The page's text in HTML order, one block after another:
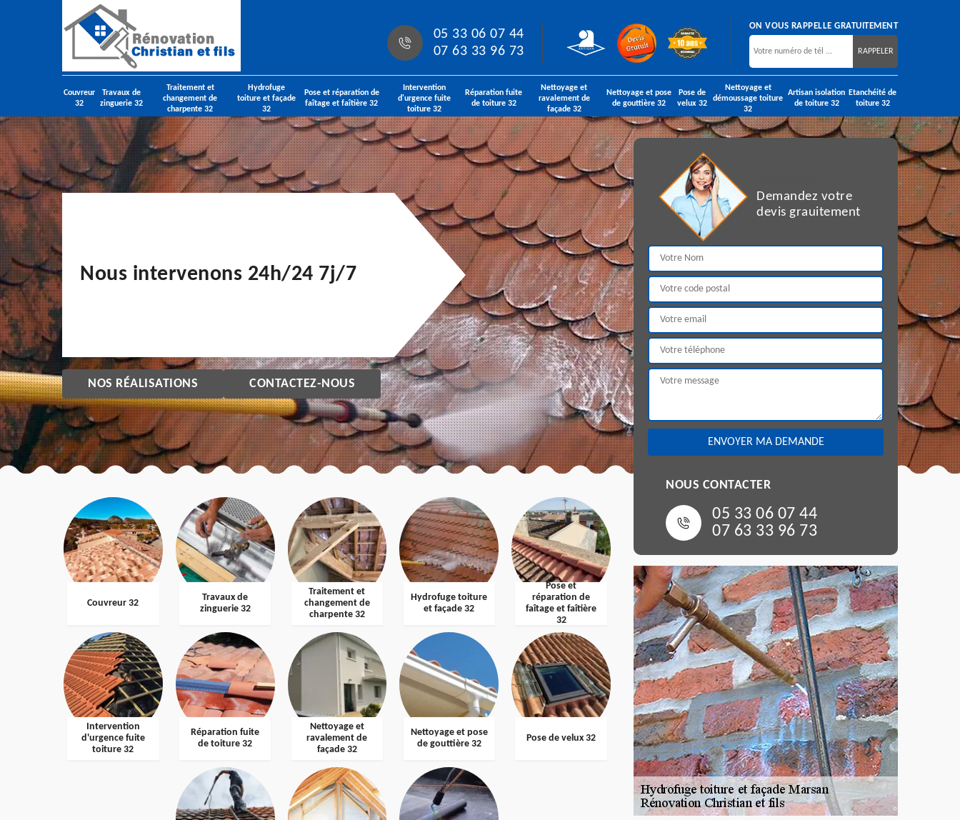
05 33 06 07 44
07 63 33 96 73
ON VOUS RAPPELLE GRATUITEMENT
Couvreur
32
Travaux de
zinguerie 32
Traitement et
changement de
charpente 32
Hydrofuge
toiture et façade
32
Pose et réparation de
faîtage et faîtière 32
Intervention
d'urgence fuite
toiture 32
Réparation fuite
de toiture 32
Nettoyage et
ravalement de
façade 32
Nettoyage et pose
de gouttière 32
Pose de
velux 32
Nettoyage et
démoussage toiture
32
Artisan isolation
de toiture 32
Etanchéité de
toiture 32
Nous intervenons 24h/24 7j/7
NOS RÉALISATIONS CONTACTEZ-NOUS
Couvreur 32
Travaux de
zinguerie 32
Traitement et
changement de
charpente 32
Hydrofuge toiture
et façade 32
Pose et
réparation de
faîtage et faîtière
32
Intervention
d'urgence fuite
toiture 32
Réparation fuite
de toiture 32
Nettoyage et
ravalement de
façade 32
Nettoyage et pose
de gouttière 32
Pose de velux 32
Demandez votre
devis grauitement
NOUS CONTACTER
05 33 06 07 44
07 63 33 96 73